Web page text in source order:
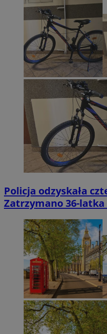
Policja odzyskała
Zatrzymano 36-latka